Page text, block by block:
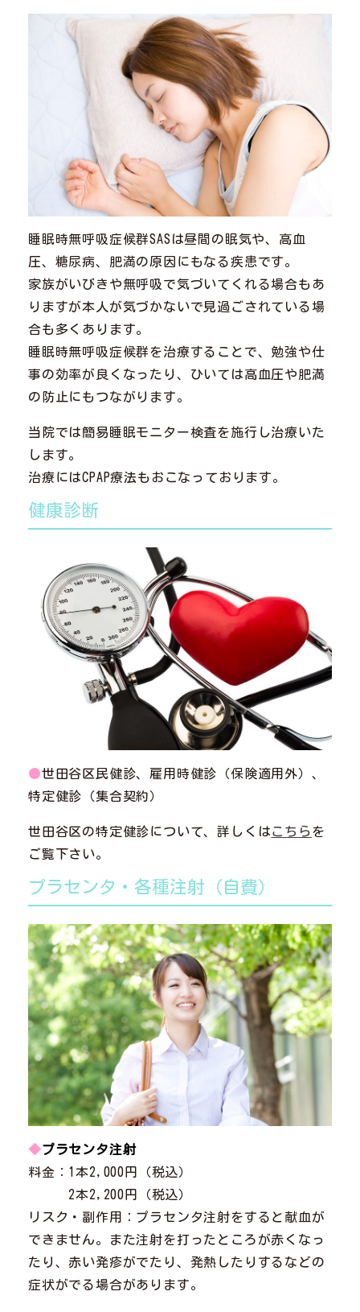
睡眠時無呼吸症候群SASは昼間の眠気や、高血
圧、糖尿病、肥満の原因にもなる疾患です。
家族がいびきや無呼吸で気づいてくれる場合もあ
りますが本人が気づかないで見過ごされている場
合も多くあります。
睡眠時無呼吸症候群を治療することで、勉強や仕
事の効率が良くなったり、ひいては高血圧や肥満
の防止にもつながります。
当院では簡易睡眠モニター検査を施行し治療いた
します。
治療にはCPAP療法もおこなっております。
健康診断
●世田谷区民健診、雇用時健診（保険適用外）、
特定健診（集合契約）
世田谷区の特定健診について、詳しくはこちらを
ご覧下さい。
プラセンタ・各種注射（自費）
◆プラセンタ注射
料金：1本2,000円（税込）
2本2,200円（税込）
リスク・副作用：プラセンタ注射をすると献血が
できません。また注射を打ったところが赤くなっ
たり、赤い発疹がでたり、発熱したりするなどの
症状がでる場合があります。